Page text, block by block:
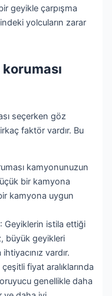
geyikle çarpışma
yolcuların zarar
seçerken göz
faktör vardır. Bu
kamyonunuzun
bir kamyona
kamyona uygun
: Geyiklerin istila ettiği
büyük geyikleri
vardır.
fiyat aralıklarında
genellikle daha